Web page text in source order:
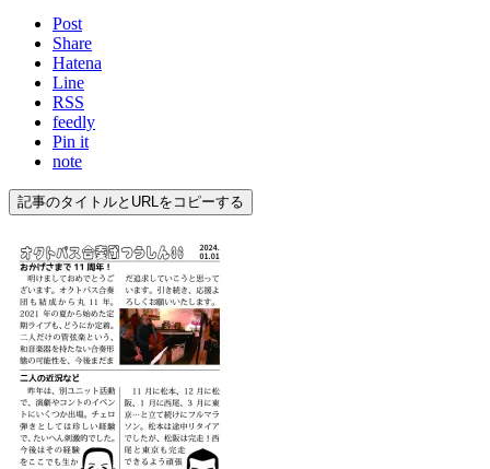
Post
Share
Hatena
Line
RSS
feedly
Pin it
note
記事のタイトルとURLをコピーする